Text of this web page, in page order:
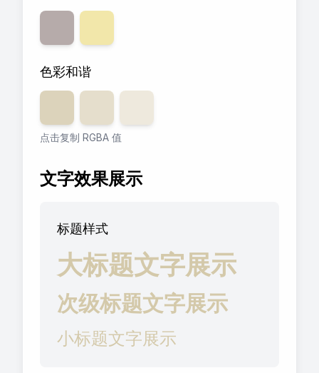
色彩和谐
透明度 80
透明度 60
透明度
点击复制 RGBA 值
文字效果展示
标题样式
大标题文字展示
次级标题文字展示
小标题文字展示